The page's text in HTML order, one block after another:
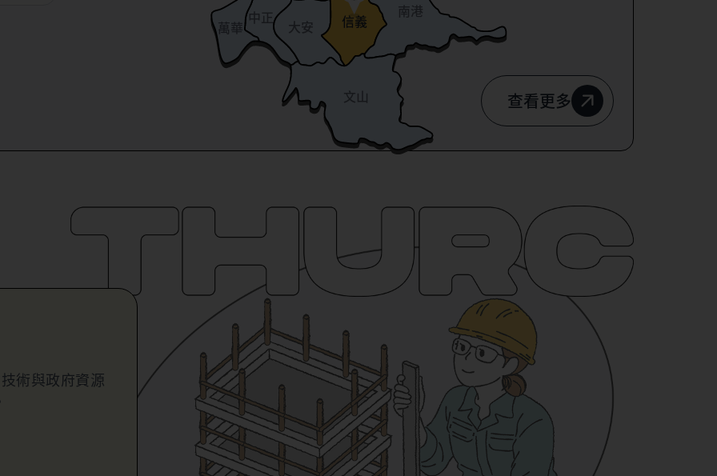
中正 大安
萬華 信義
南港
文山 查看更多
術與政府資源